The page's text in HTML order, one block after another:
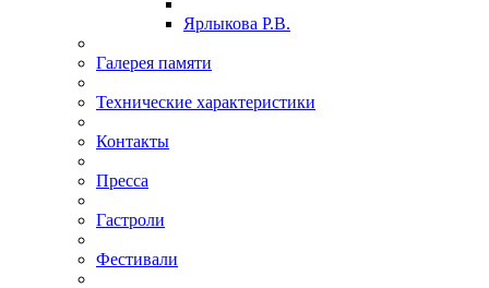
Ярлыкова Р.В.
Галерея памяти
Технические характеристики
Контакты
Пресса
Гастроли
Фестивали